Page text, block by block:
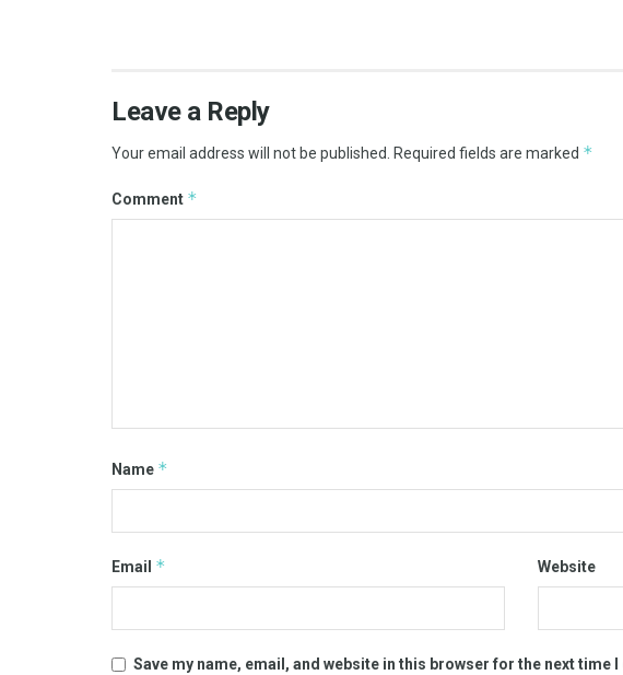
Leave a Reply
Your email address will not be published. Required fields are marked *
Comment *
Name *
Email * Website
Save my name, email, and website in this browser for the next time